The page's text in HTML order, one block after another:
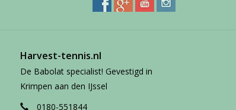
Harvest-tennis.nl
De Babolat specialist! Gevestigd in
Krimpen aan den IJssel
0180-551844